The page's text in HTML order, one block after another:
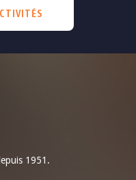
1951.